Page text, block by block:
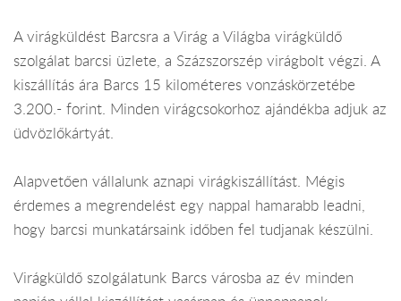
A virágküldést Barcsra a Virág a Világba virágküldő
szolgálat barcsi üzlete, a Százszorszép virágbolt végzi. A
kiszállítás ára Barcs 15 kilométeres vonzáskörzetébe
3.200.- forint. Minden virágcsokorhoz ajándékba adjuk az
üdvözlőkártyát.
Alapvetően vállalunk aznapi virágkiszállítást. Mégis
érdemes a megrendelést egy nappal hamarabb leadni,
hogy barcsi munkatársaink időben fel tudjanak készülni.
Virágküldő szolgálatunk Barcs városba az év minden